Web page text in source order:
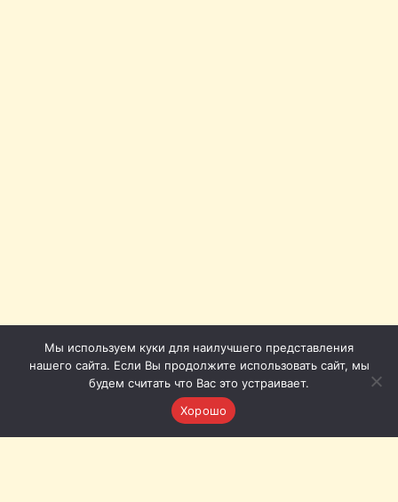
Мы используем куки для наилучшего представления
нашего сайта. Если Вы продолжите использовать сайт, мы
будем считать что Вас это устраивает.
Хорошо